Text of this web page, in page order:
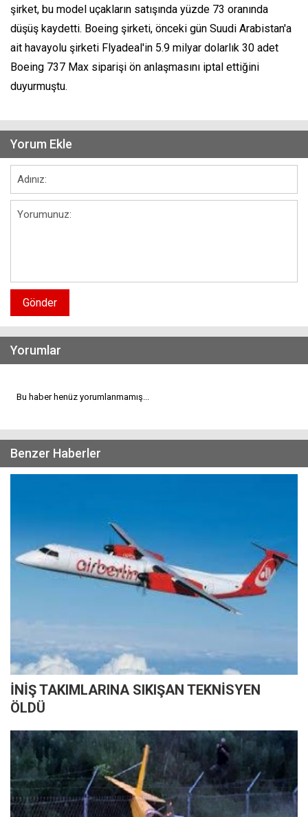
şirket, bu model uçakların satışında yüzde 73 oranında
düşüş kaydetti. Boeing şirketi, önceki gün Suudi Arabistan'a
ait havayolu şirketi Flyadeal'in 5.9 milyar dolarlık 30 adet
Boeing 737 Max siparişi ön anlaşmasını iptal ettiğini
duyurmuştu.
Yorum Ekle
Gönder
Yorumlar
Bu haber henüz yorumlanmamış...
Benzer Haberler
İNİŞ TAKIMLARINA SIKIŞAN TEKNİSYEN
ÖLDÜ